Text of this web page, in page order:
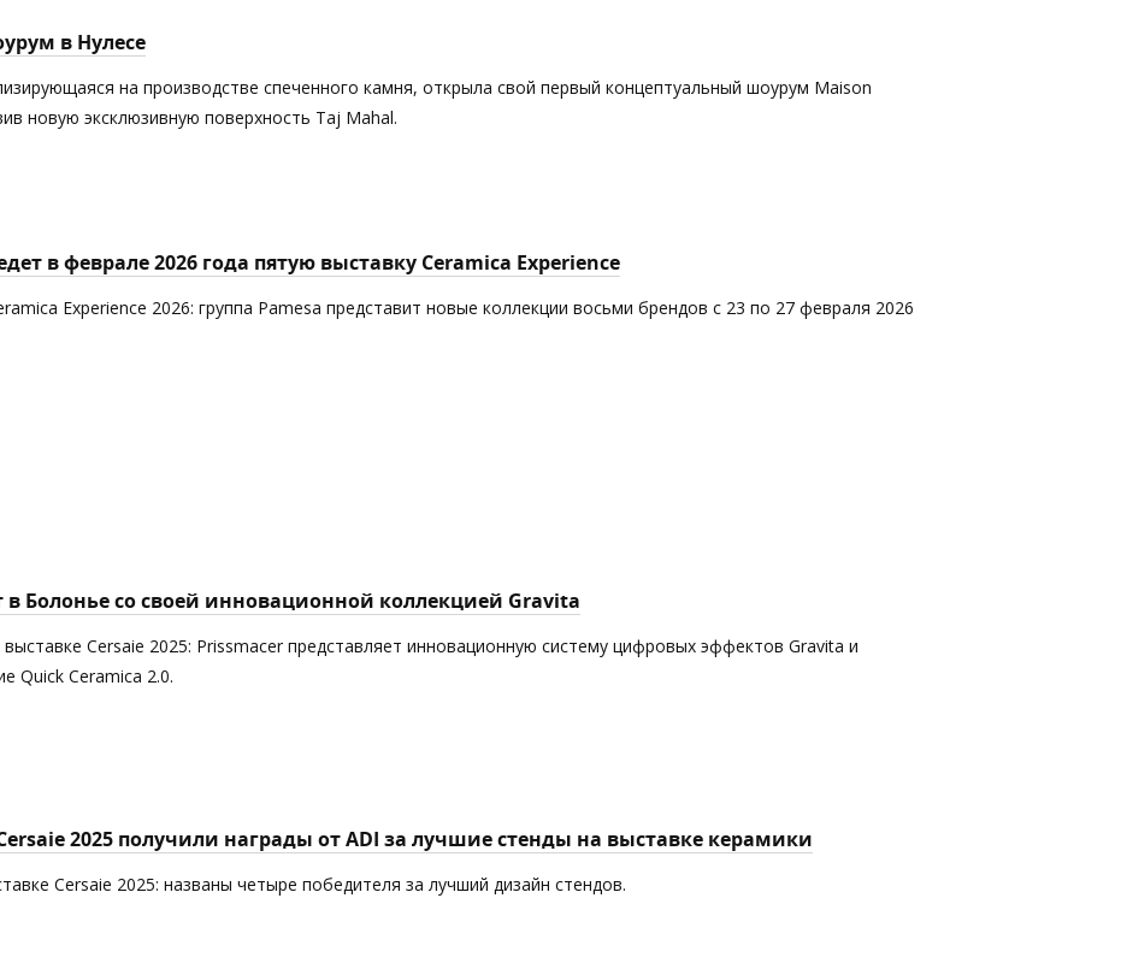
в Нулесе
на производстве спеченного камня, открыла свой первый концептуальный шоурум Maison
новую эксклюзивную поверхность Taj Mahal.
в феврале 2026 года пятую выставку Ceramica Experience
Experience 2026: группа Pamesa представит новые коллекции восьми брендов с 23 по 27 февраля 2026
в Болонье со своей инновационной коллекцией Gravita
Cersaie 2025: Prissmacer представляет инновационную систему цифровых эффектов Gravita и
Quick Ceramica 2.0.
2025 получили награды от ADI за лучшие стенды на выставке керамики
Cersaie 2025: названы четыре победителя за лучший дизайн стендов.